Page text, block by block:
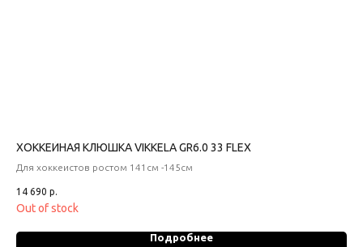
ХОККЕЙНАЯ КЛЮШКА VIKKELA GR6.0 33 FLEX
Для хоккеистов ростом 141см -145см
14 690 р.
Out of stock
Подробнее